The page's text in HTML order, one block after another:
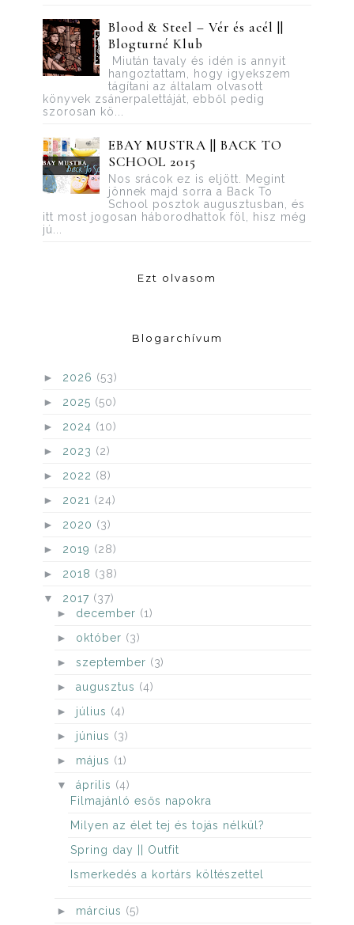
Blood ​& Steel – Vér és acél ||
Blogturné Klub
Miután tavaly és idén is annyit
hangoztattam, hogy igyekszem
tágítani az általam olvasott
könyvek zsánerpalettáját, ebből pedig
szorosan kö...
EBAY MUSTRA || BACK TO
SCHOOL 2015
Nos srácok ez is eljött. Megint
jönnek majd sorra a Back To
School posztok augusztusban, és
itt most jogosan háborodhattok föl, hisz még
jú...
Ezt olvasom
Blogarchívum
► 2026 (53)
► 2025 (50)
► 2024 (10)
► 2023 (2)
► 2022 (8)
► 2021 (24)
► 2020 (3)
► 2019 (28)
► 2018 (38)
▼ 2017 (37)
► december (1)
► október (3)
► szeptember (3)
► augusztus (4)
► július (4)
► június (3)
► május (1)
▼ április (4)
Filmajánló esős napokra
Milyen az élet tej és tojás nélkül?
Spring day || Outfit
Ismerkedés a kortárs költészettel
► március (5)